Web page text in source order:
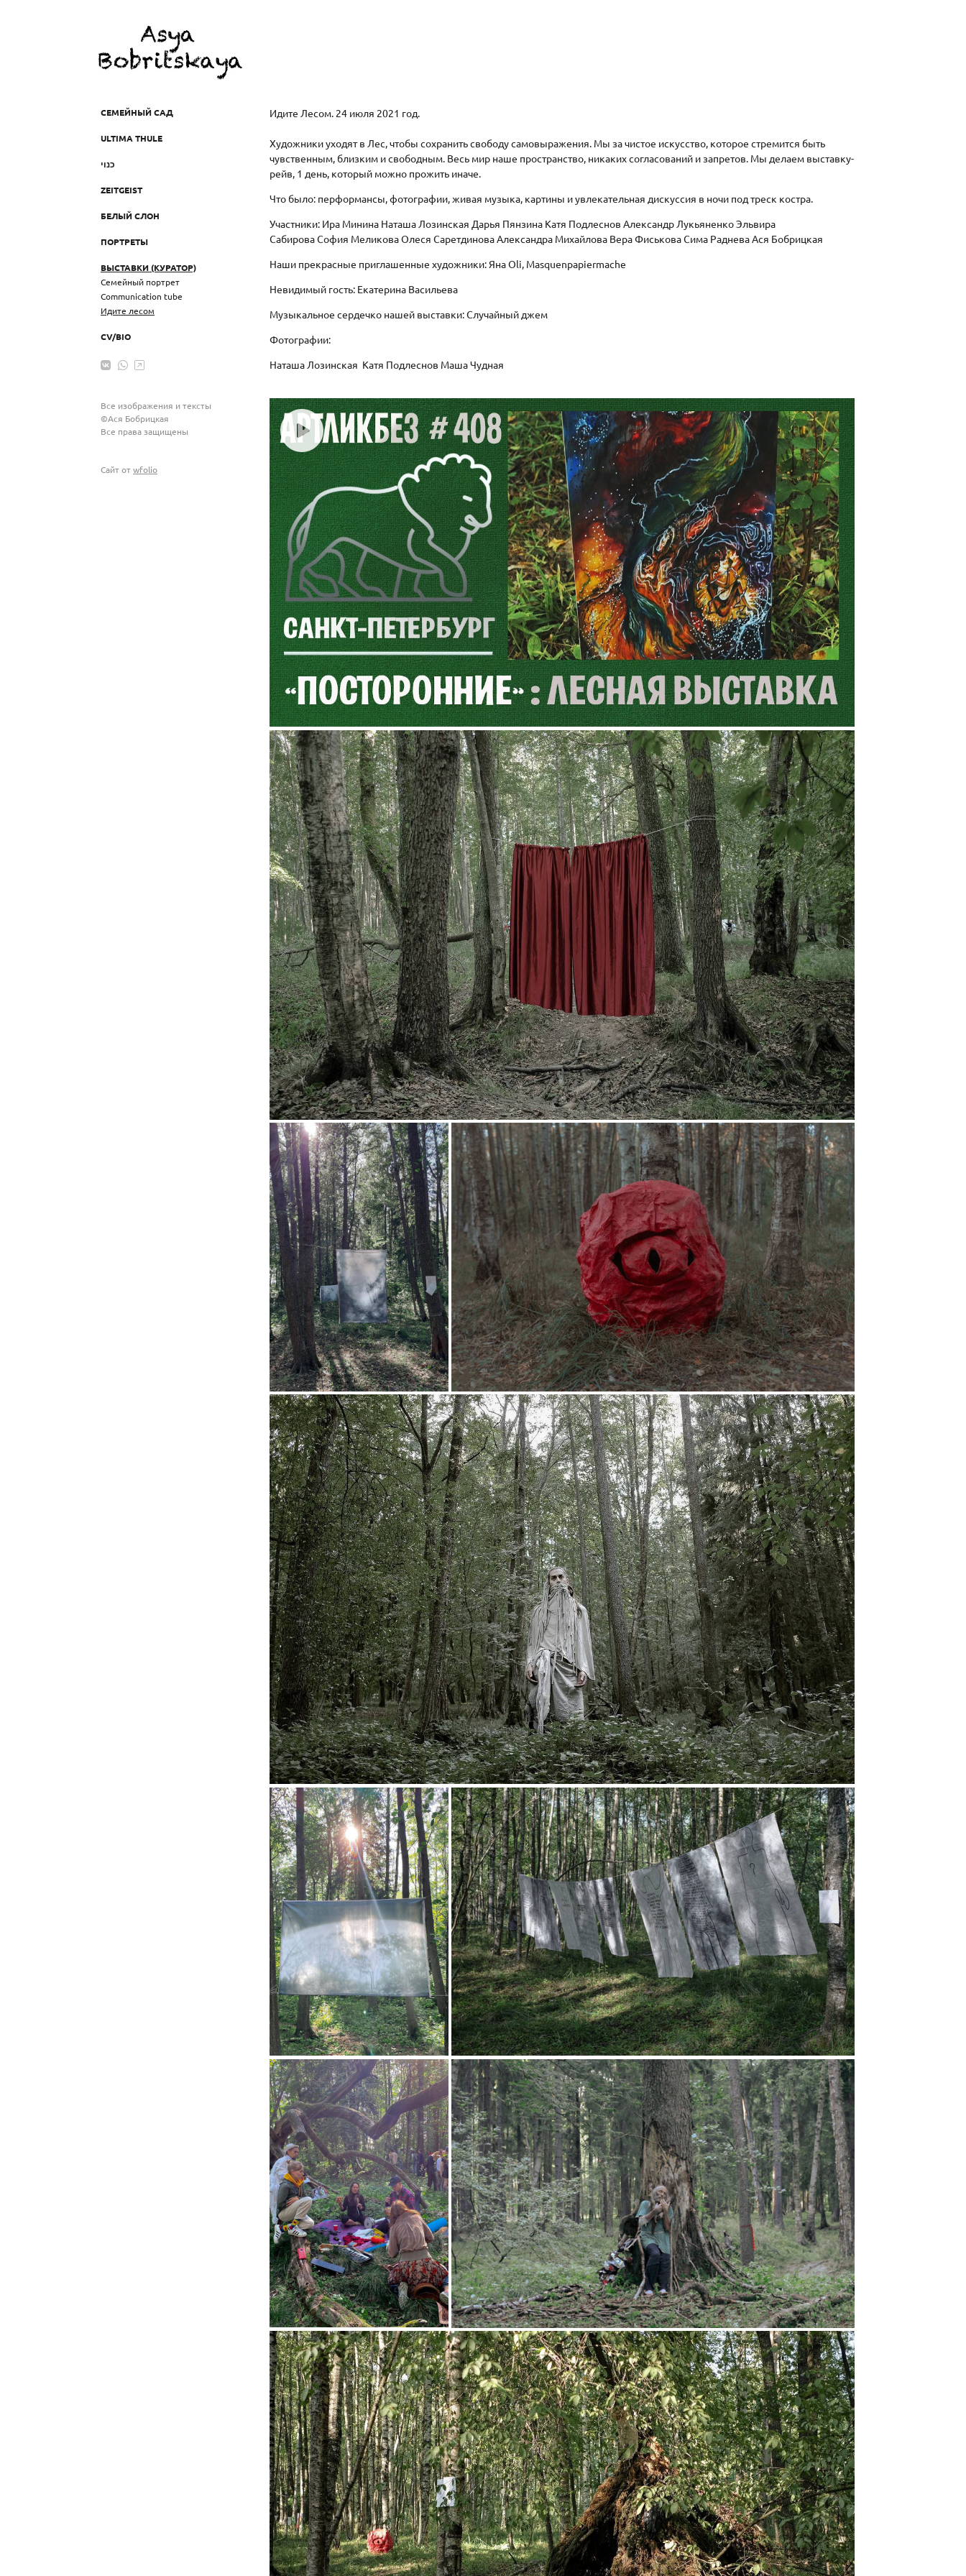
СЕМЕЙНЫЙ САД
ULTIMA THULE
כנוי
ZEITGEIST
БЕЛЫЙ СЛОН
ПОРТРЕТЫ
ВЫСТАВКИ (КУРАТОР)
Семейный портрет
Communication tube
Идите лесом
СV/BIO
Все изображения и тексты
©Ася Бобрицкая
Все права защищены
Сайт отwfolio
Идите Лесом. 24 июля 2021 год.
Художники уходят в Лес, чтобы сохранить свободу самовыражения. Мы за чистое искусство, которое стремится быть
чувственным, близким и свободным. Весь мир наше пространство, никаких согласований и запретов. Мы делаем выставку-
рейв, 1 день, который можно прожить иначе.
Что было: перформансы, фотографии, живая музыка, картины и увлекательная дискуссия в ночи под треск костра.
Участники: Ира Минина Наташа Лозинская Дарья Пянзина Катя Подлеснов Александр Лукьяненко Эльвира
Сабирова София Меликова Олеся Саретдинова Александра Михайлова Вера Фиськова Сима Раднева Ася Бобрицкая
Наши прекрасные приглашенные художники: Яна Oli, Masquenpapiermache
Невидимый гость: Екатерина Васильева
Музыкальное сердечко нашей выставки: Случайный джем
Фотографии:
Наташа Лозинская Катя Подлеснов Маша Чудная